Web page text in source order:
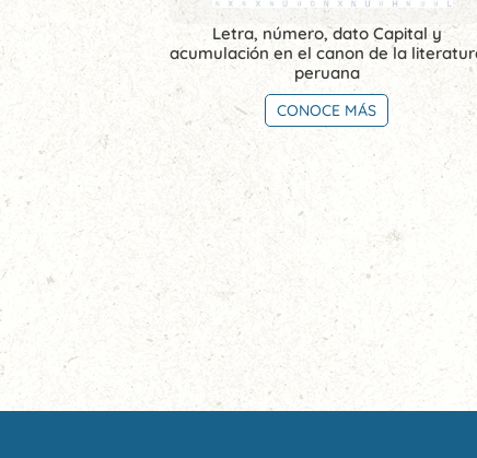
Letra, número, dato Capital y
acumulación en el canon de la
peruana
CONOCE MÁS